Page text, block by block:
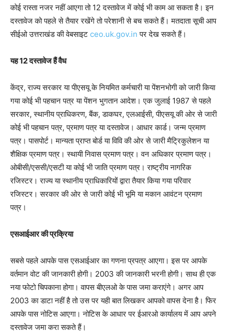
कोई रास्ता नजर नहीं आएगा तो 12 दस्तावेज में कोई भी काम आ सकता है। इन
दस्तावेज को पहले से तैयार रखेंगे तो परेशानी से बच सकते हैं। मतदाता सूची आप
सीईओ उत्तराखंड की वेबसाइट ceo.uk.gov.in पर देख सकते हैं।
यह 12 दस्तावेज हैं वैध
केंद्र, राज्य सरकार या पीएसयू के नियमित कर्मचारी या पेंशनभोगी को जारी किया
गया कोई भी पहचान पत्र या पेंशन भुगतान आदेश। एक जुलाई 1987 से पहले
सरकार, स्थानीय प्राधिकरण, बैंक, डाकघर, एलआईसी, पीएसयू की ओर से जारी
कोई भी पहचान पत्र, प्रमाण पत्र या दस्तावेज। आधार कार्ड। जन्म प्रमाण
पत्र। पासपोर्ट। मान्यता प्राप्त बोर्ड या विवि की ओर से जारी मैट्रिकुलेशन या
शैक्षिक प्रमाण पत्र। स्थायी निवास प्रमाण पत्र। वन अधिकार प्रमाण पत्र।
ओबीसी/एससी/एसटी या कोई भी जाति प्रमाण पत्र। राष्ट्रीय नागरिक
रजिस्टर। राज्य या स्थानीय प्राधिकारियों द्वारा तैयार किया गया परिवार
रजिस्टर। सरकार की ओर से जारी कोई भी भूमि या मकान आवंटन प्रमाण
पत्र।
एसआईआर की प्रक्रिया
सबसे पहले आपके पास एसआईआर का गणना प्रपत्र आएगा। इस पर आपके
वर्तमान वोट की जानकारी होगी। 2003 की जानकारी भरनी होगी। साथ ही एक
नया फोटो चिपकाना होगा। वापस बीएलओ के पास जमा कराएंगे। अगर आप
2003 का डाटा नहीं है तो उस पर यही बात लिखकर आपको वापस देना है। फिर
आपके पास नोटिस आएगा। नोटिस के आधार पर ईआरओ कार्यालय में आप अपने
दस्तावेज जमा करा सकते हैं।